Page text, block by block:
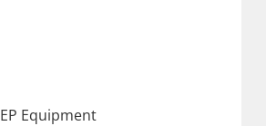
EP Equipment